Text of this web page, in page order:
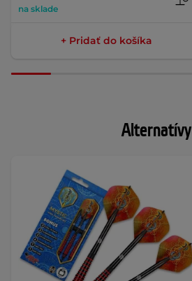
na sklade
+ Pridať do košíka
Alternatívy